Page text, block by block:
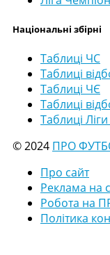
Національні збірні
Таблиці ЧС
Таблиці
Таблиці ЧЄ
Таблиці
Таблиці
© 2024 ПРО
Про сайт
Реклама на
Робота на
Політика